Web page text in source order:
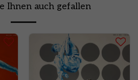
Ihnen auch gefallen